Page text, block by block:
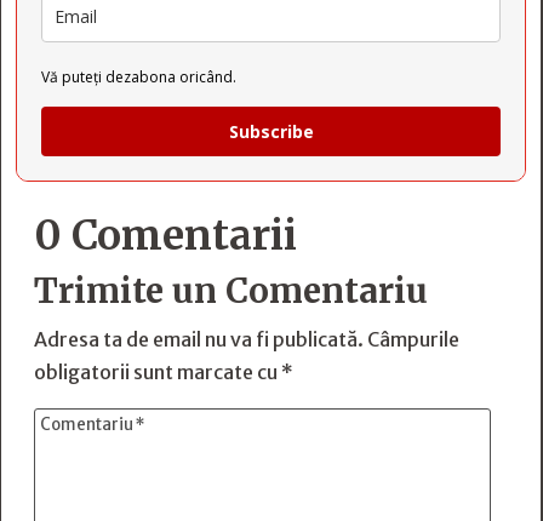
Vă puteți dezabona oricând.
Subscribe
0 Comentarii
Trimite un Comentariu
Adresa ta de email nu va fi publicată. Câmpurile
obligatorii sunt marcate cu *